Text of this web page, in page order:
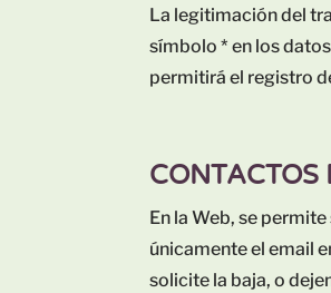
La legitimación del
símbolo * en los
permitirá el registro
CONTACTOS
En la Web, se
únicamente el email
solicite la baja, o